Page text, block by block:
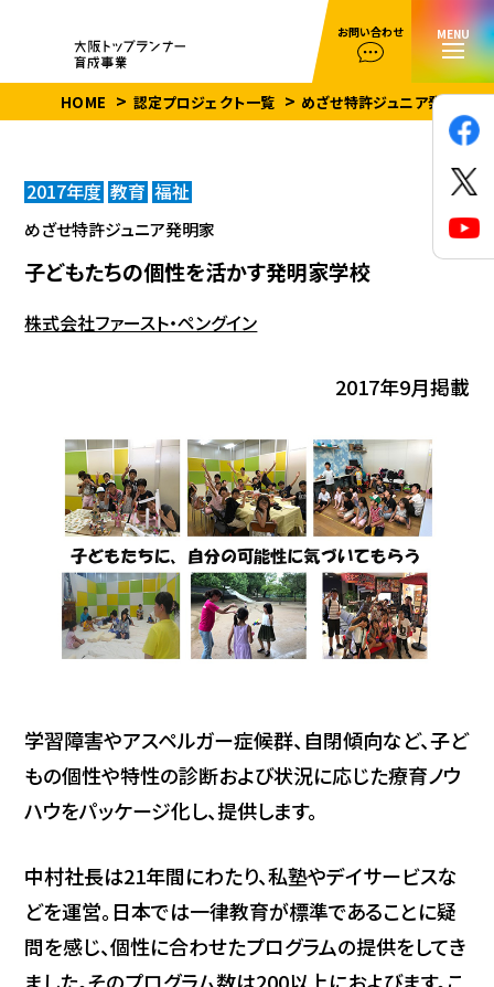
お問い合わせ MENU
HOME 認定プロジェクト一覧 めざせ特許ジュニア発明家
2017年度 教育 福祉
めざせ特許ジュニア発明家
子どもたちの個性を活かす発明家学校
株式会社ファースト・ペングイン
2017年9月掲載
学習障害やアスペルガー症候群、自閉傾向など、子ど
もの個性や特性の診断および状況に応じた療育ノウ
ハウをパッケージ化し、提供します。
中村社長は21年間にわたり、私塾やデイサービスな
どを運営。日本では一律教育が標準であることに疑
問を感じ、個性に合わせたプログラムの提供をしてき